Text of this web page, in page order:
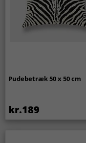
Pudebetræk 50 x 50 cm
kr.189